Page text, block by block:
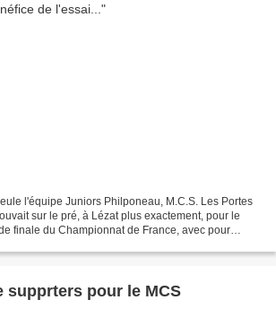
l'équipe Juniors Philponeau, M.C.S. Les Portes
sur le pré, à Lézat plus exactement, pour le
finale du Championnat de France, avec pour
supprters pour le MCS